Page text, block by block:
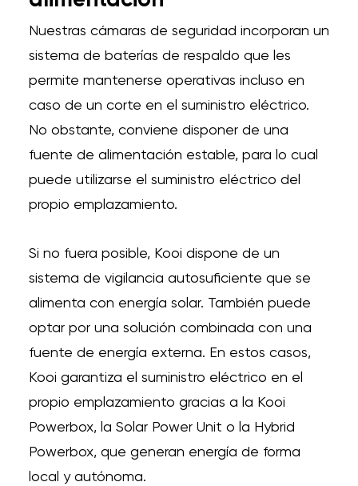
Nuestras cámaras de seguridad incorporan un
sistema de baterías de respaldo que les
permite mantenerse operativas incluso en
caso de un corte en el suministro eléctrico.
No obstante, conviene disponer de una
fuente de alimentación estable, para lo cual
puede utilizarse el suministro eléctrico del
propio emplazamiento.
Si no fuera posible, Kooi dispone de un
sistema de vigilancia autosuficiente que se
alimenta con energía solar. También puede
optar por una solución combinada con una
fuente de energía externa. En estos casos,
Kooi garantiza el suministro eléctrico en el
propio emplazamiento gracias a la Kooi
Powerbox, la Solar Power Unit o la Hybrid
Powerbox, que generan energía de forma
local y autónoma.